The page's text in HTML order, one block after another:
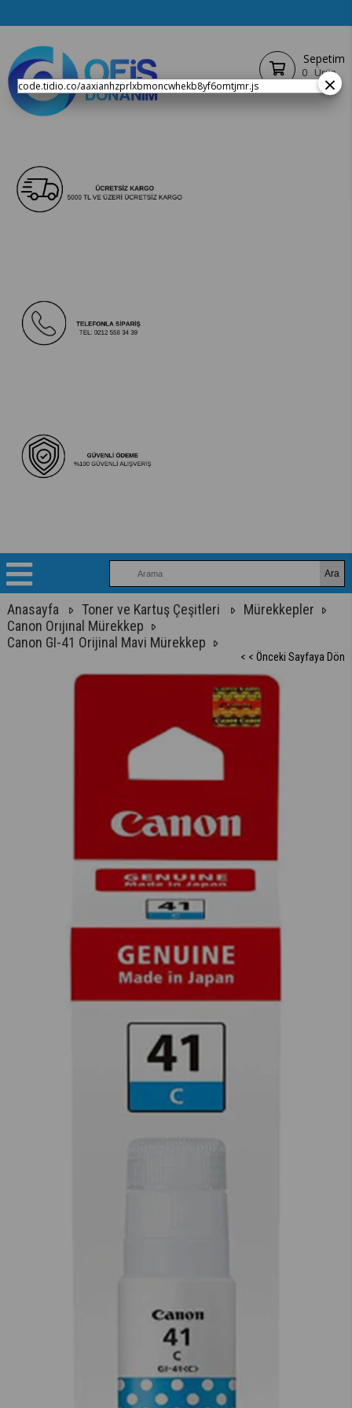
Sepetim
0 Ürün
Anasayfa Toner ve Kartuş Çeşitleri
Mürekkepler
Canon Orıjınal Mürekkep
Canon GI-41 Orijinal Mavi Mürekkep
< < Önceki Sayfaya Dön
×
code.tidio.co/aaxianhzprlxbmoncwhekb8yf6omtjmr.js